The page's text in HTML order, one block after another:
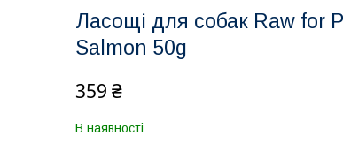
Ласощі для собак Raw for
Salmon 50g
359 ₴
В наявності